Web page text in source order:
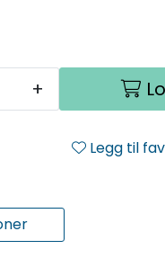
+
Legg til